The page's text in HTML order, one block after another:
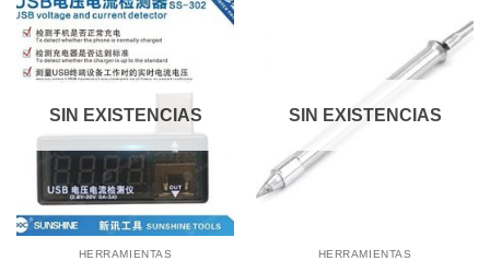
SIN EXISTENCIAS
HERRAMIENTAS
SIN EXISTENCIAS
HERRAMIENTAS